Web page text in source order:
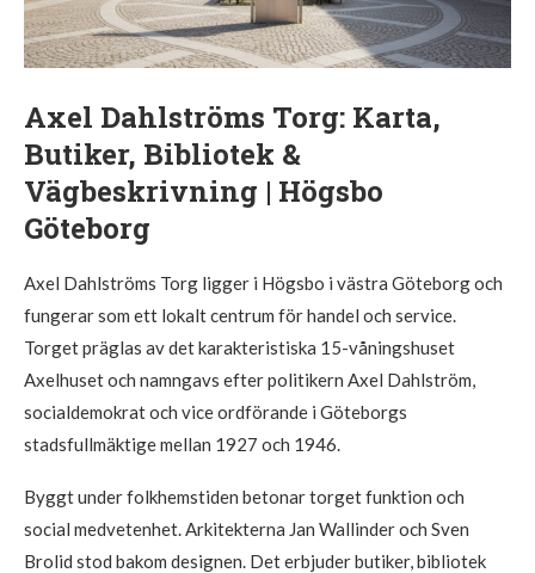
Axel Dahlströms Torg: Karta,
Butiker, Bibliotek &
Vägbeskrivning | Högsbo
Göteborg
Axel Dahlströms Torg ligger i Högsbo i västra Göteborg och
fungerar som ett lokalt centrum för handel och service.
Torget präglas av det karakteristiska 15-våningshuset
Axelhuset och namngavs efter politikern Axel Dahlström,
socialdemokrat och vice ordförande i Göteborgs
stadsfullmäktige mellan 1927 och 1946.
Byggt under folkhemstiden betonar torget funktion och
social medvetenhet. Arkitekterna Jan Wallinder och Sven
Brolid stod bakom designen. Det erbjuder butiker, bibliotek